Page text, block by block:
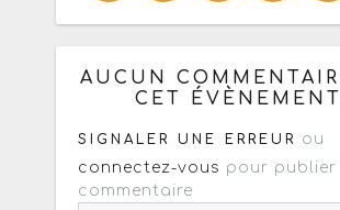
Copiez les infos ci-dessous
: mail / forum / réseau
AUCUN
CET
SIGNALER UNE ERREUR ou
connectez-vous pour publier
commentaire